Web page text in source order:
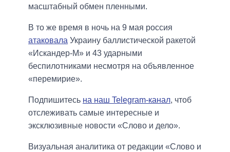
масштабный обмен пленными.
В то же время в ночь на 9 мая россия
атаковала Украину баллистической ракетой
«Искандер-М» и 43 ударными
беспилотниками несмотря на объявленное
«перемирие».
Подпишитесь на наш Telegram-канал, чтоб
отслеживать самые интересные и
эксклюзивные новости «Слово и дело».
Визуальная аналитика от редакции «Слово и